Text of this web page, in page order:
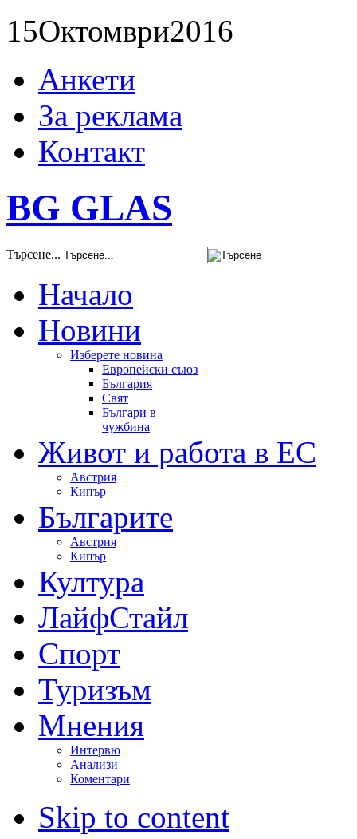
15Октомври2016
Анкети
За реклама
Контакт
BG GLAS
Търсене...
Начало
Новини
Изберете новина
Европейски съюз
България
Свят
Българи в
чужбина
Живот и работа в ЕС
Австрия
Кипър
Българите
Австрия
Кипър
Култура
ЛайфСтайл
Спорт
Туризъм
Мнения
Интервю
Анализи
Коментари
Skip to content